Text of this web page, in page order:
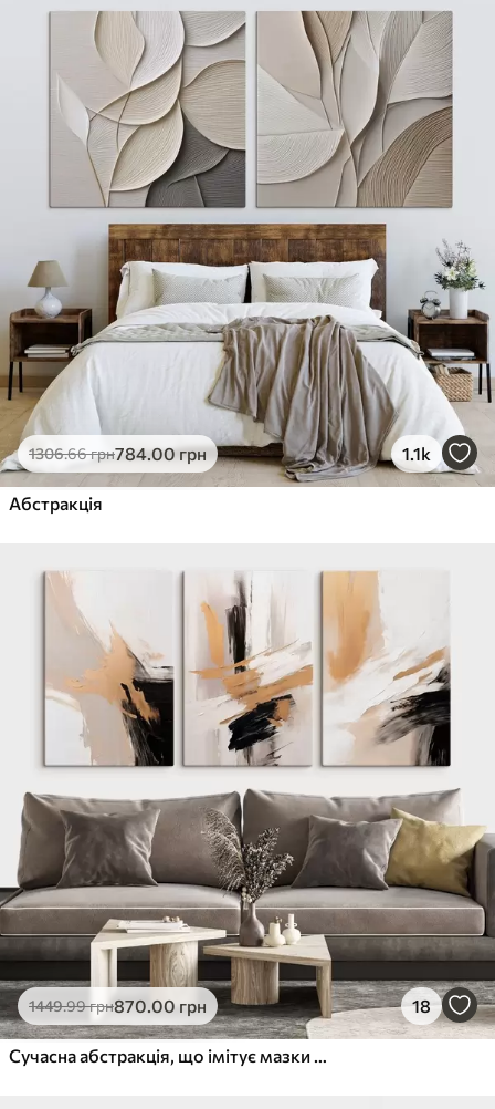
Яскраві, насичені кольори
Стійкість до вицвітання
Безпечне чорнило без запаху
Поверхня з текстурою полотна
Екологічний матеріал
Преміум
.00грн
✓Яскраві, насичені кольори
✓Стійкість до вицвітання
✓Безпечне чорнило без запаху
✓Поверхня з текстурою полотна
✗Екологічний матеріал
Еко-Преміум
Від .00 грн
✓Яскраві, насичені кольори
✓ Поверхня з текстурою полотна
Екологічний матеріал
1306.66грн784.00грн 1.1k
Абстракція
1449.99грн870.00 грн 18
Сучасна абстракція, що імітує мазки пензля